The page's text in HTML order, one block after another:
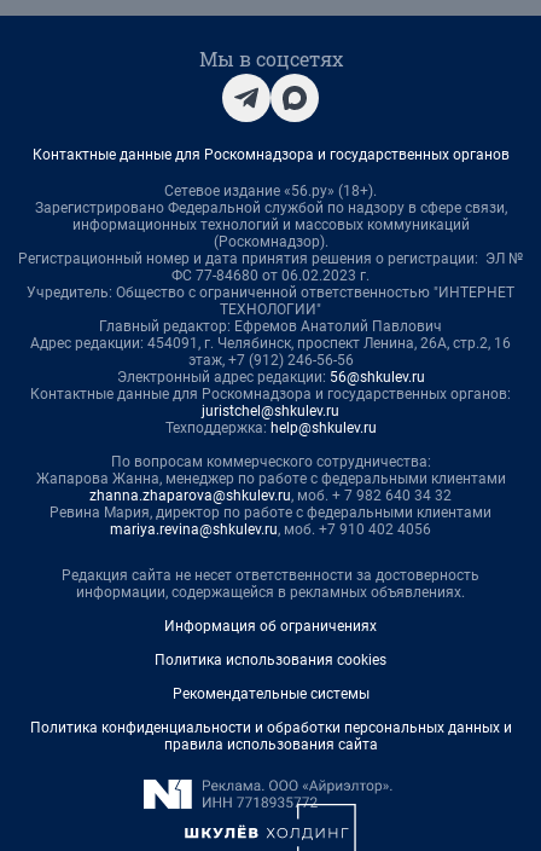
Мы в соцсетях
Контактные данные для Роскомнадзора и государственных органов
Сетевое издание «56.ру» (18+).
Зарегистрировано Федеральной службой по надзору в сфере связи,
информационных технологий и массовых коммуникаций
(Роскомнадзор).
Регистрационный номер и дата принятия решения о регистрации: ЭЛ №
ФС 77-84680 от 06.02.2023 г.
Учредитель: Общество с ограниченной ответственностью "ИНТЕРНЕТ
ТЕХНОЛОГИИ"
Главный редактор: Ефремов Анатолий Павлович
Адрес редакции: 454091, г. Челябинск, проспект Ленина, 26А, стр.2, 16
этаж, +7 (912) 246-56-56
Электронный адрес редакции: 56@shkulev.ru
Контактные данные для Роскомнадзора и государственных органов:
juristchel@shkulev.ru
Техподдержка: help@shkulev.ru
По вопросам коммерческого сотрудничества:
Жапарова Жанна, менеджер по работе с федеральными клиентами
zhanna.zhaparova@shkulev.ru, моб. + 7 982 640 34 32
Ревина Мария, директор по работе с федеральными клиентами
mariya.revina@shkulev.ru, моб. +7 910 402 4056
Редакция сайта не несет ответственности за достоверность
информации, содержащейся в рекламных объявлениях.
Информация об ограничениях
Политика использования cookies
Рекомендательные системы
Политика конфиденциальности и обработки персональных данных и
правила использования сайта